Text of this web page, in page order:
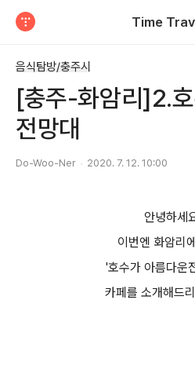
Time
음식탐방/충주시
[충주-화암리]2.
전망대
Do-Woo-Ner 2020. 7. 12. 10:00
안녕하세
이번엔 화암리
'호수가 아름다운
카페를 소개해드